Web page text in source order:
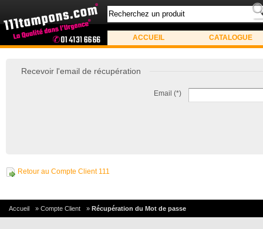
ACCUEIL CATALOGUE
Recevoir l'email de récupération
Email (*)
Retour au Compte Client 111
Accueil » Compte Client » Récupération du Mot de passe